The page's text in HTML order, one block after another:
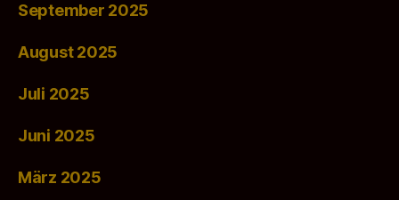
September 2025
August 2025
Juli 2025
Juni 2025
März 2025